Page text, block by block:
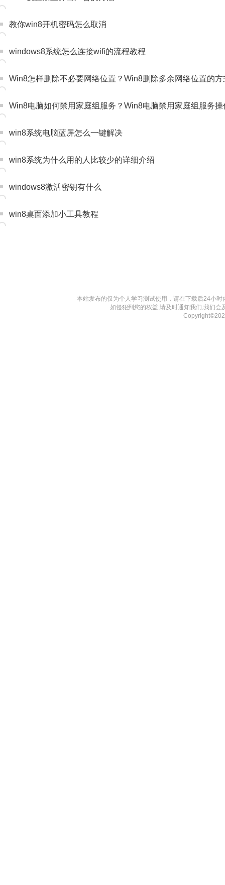
教你win8开机密码怎么取消
windows8系统怎么连接wifi的流程教程
Win8怎样删除不必要网络位置？Win8删除多余网络位置的方
Win8电脑如何禁用家庭组服务？Win8电脑禁用家庭组服务操
win8系统电脑蓝屏怎么一键解决
win8系统为什么用的人比较少的详细介绍
windows8激活密钥有什么
win8桌面添加小工具教程
本站发布的仅为个人学习测试使用，请在下载后24小
如侵犯到您的权益,请及时通知我们,我们